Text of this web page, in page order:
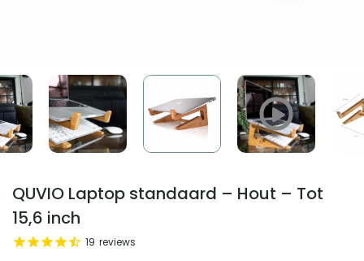
QUVIO Laptop standaard – Hout – Tot
15,6 inch
19 reviews